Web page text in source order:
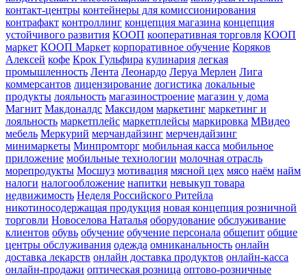
контакт-центры контейнеры для комиссионирования
контрафакт контроллинг концепция магазина концепция
устойчивого развития КООП кооперативная торговля КООП
маркет КООП Маркет корпоративное обучение Коряков
Алексей кофе Крок Гульфира кулинария легкая
промышленность Лента Леонардо Леруа Мерлен Лига
коммерсантов лицензирование логистика локальные
продукты лояльность магазиностроение магазин у дома
Магнит Макдоналдс Максидом маркетинг маркетинг и
лояльность маркетплейс маркетплейсы маркировка МВидео
мебель Меркурий мерчандайзинг мерчендайзинг
минимаркеты Минпромторг мобильная касса мобильное
приложение мобильные технологии молочная отрасль
морепродукты Мосшуз мотивация мясной цех мясо наём найм
налоги налогообложение напитки невыкуп товара
недвижимость Неделя Российского Ритейла
никотиносодержащая продукция новая концепция розничной
торговли Новоселова Наталья оборудование обслуживание
клиентов обувь обучение обучение персонала общепит общие
центры обслуживания одежда омниканальность онлайн
доставка лекарств онлайн доставка продуктов онлайн-касса
онлайн-продажи оптическая розница оптово-розничные